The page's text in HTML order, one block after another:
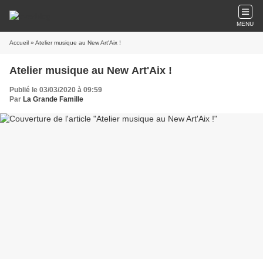
MENU
Accueil » Atelier musique au New Art'Aix !
Atelier musique au New Art'Aix !
Publié le 03/03/2020 à 09:59
Par La Grande Famille